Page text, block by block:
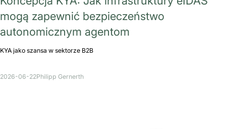
mogą zapewnić bezpieczeństwo
autonomicznym agentom
KYA jako szansa w sektorze B2B
2026-06-22Philipp Gernerth